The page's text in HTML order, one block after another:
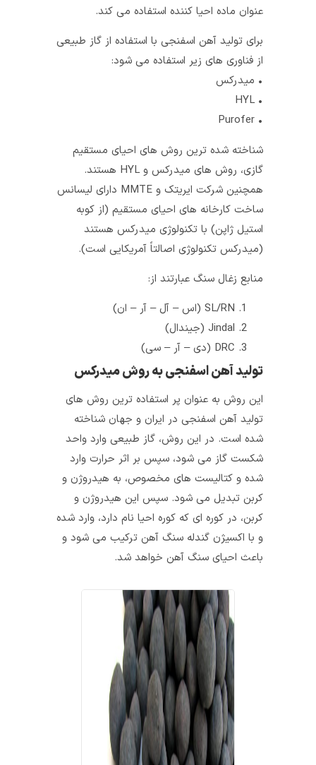
عنوان ماده احیا کننده استفاده می‌ کند.
برای تولید آهن اسفنجی با استفاده از گاز طبیعی
از فناوری‌ های زیر استفاده می‌ شود:
• میدرکس
شناخته‌ شده‌ ترین روش‌ های احیای مستقیم
گازی، روش‌ های میدرکس و HYL هستند.
همچنین شرکت ایریتک و MMTE دارای لیسانس
ساخت کارخانه‌ های احیای مستقیم (از کوبه
استیل ژاپن) با تکنولوژی میدرکس هستند
(میدرکس تکنولوژی اصالتاً آمریکایی است).
منابع زغال سنگ عبارتند از:
تولید آهن اسفنجی به روش میدرکس
این روش به‌ عنوان پر استفاده‌ ترین روش‌ های
تولید آهن اسفنجی در ایران و جهان شناخته
شده است. در این روش، گاز طبیعی وارد واحد
شکست گاز می‌ شود، سپس بر اثر حرارت وارد
شده و کتالیست‌ های مخصوص، به هیدروژن و
کربن تبدیل می‌ شود. سپس این هیدروژن و
کربن، در کوره‌ ای که کوره احیا نام دارد، وارد شده
و با اکسیژن گندله سنگ آهن ترکیب می‌ شود و
باعث احیای سنگ آهن خواهد شد.